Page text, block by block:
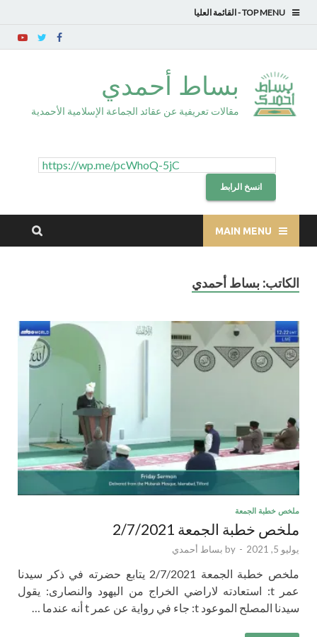
TOP MENU
بساط أحمدي
مقالات تعريفية عن عقائد الجماعة الإسلامية الأحمدية
انسخ الرابط
MAIN MENU
الكاتب: بساط أحمدي
ملخص خطبة الجمعة
ملخص خطبة الجمعة 2/7/2021
يوليو 5, 2021 -
by بساط أحمدي
ملخص خطبة الجمعة 2/7/2021 يتابع حضرته في ذكر سيدنا
عمر t: استعادته لاراضي الخراج من اليهود والنصارى: يقول
سيدنا المصلح الموعود t: جاء في رواية عن عمر t أنه عندما …